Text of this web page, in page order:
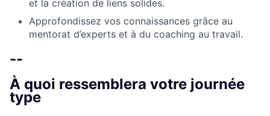
et la création de liens solides.
Approfondissez vos connaissances grâce au
mentorat d’experts et à du coaching au travail.
--
À quoi ressemblera votre journée
type